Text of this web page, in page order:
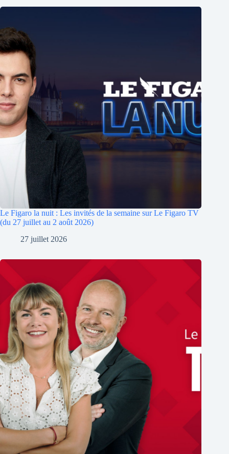
Le Figaro la nuit : Les invités de la semaine sur Le Figaro TV
(du 27 juillet au 2 août 2026)
27 juillet 2026